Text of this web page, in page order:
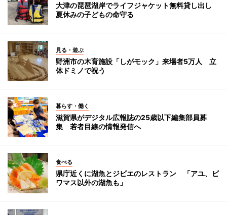
大津の琵琶湖岸でライフジャケット無料貸し出し
夏休みの子どもの命守る
見る・遊ぶ
野洲市の木育施設「しがモック」来場者5万人 立
体ドミノで祝う
暮らす・働く
滋賀県がデジタル広報誌の25歳以下編集部員募
集 若者目線の情報発信へ
食べる
県庁近くに湖魚とジビエのレストラン 「アユ、ビ
ワマス以外の湖魚も」